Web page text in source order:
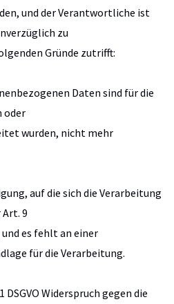
und der Verantwortliche ist
zu
Gründe zutrifft:
Daten sind für die
oder
wurden, nicht mehr
auf die sich die Verarbeitung
Art. 9
und es fehlt an einer
für die Verarbeitung.
DSGVO Widerspruch gegen die